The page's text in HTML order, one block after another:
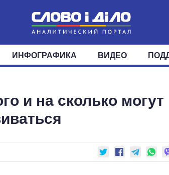
ПОЛИТИКА ЭКОНОМИКА ОБЩЕСТВО МИР
ДЕПУТАТЫ КОМИТЕТЫ ФРАКЦИИ ОКРУГА
ИНФОГРАФИКА ВИДЕО
и на сколько могут